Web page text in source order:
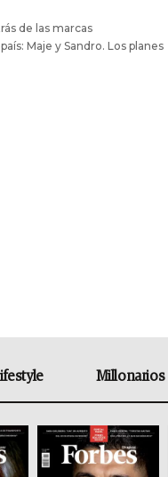
de las marcas
Maje y Sandro. Los planes
Millonarios